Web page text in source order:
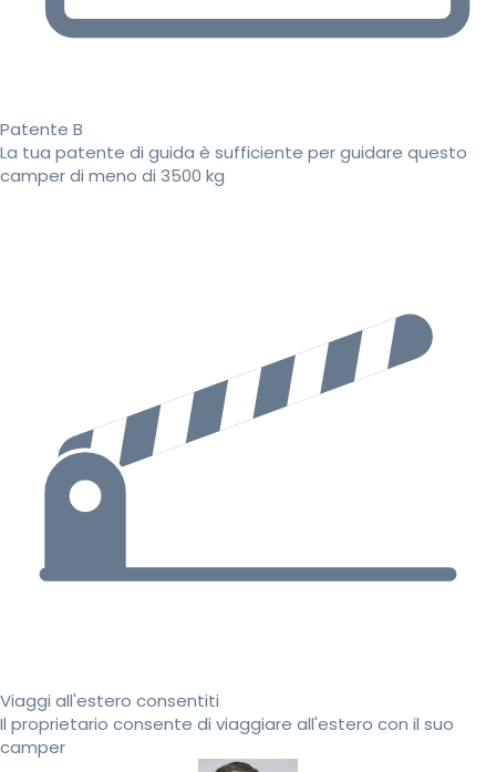
Patente B
La tua patente di guida è sufficiente per guidare questo
camper di meno di 3500 kg
Viaggi all'estero consentiti
Il proprietario consente di viaggiare all'estero con il suo
camper